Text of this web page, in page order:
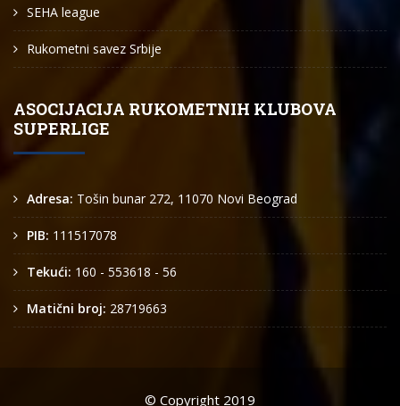
SEHA league
Rukometni savez Srbije
ASOCIJACIJA RUKOMETNIH KLUBOVA
SUPERLIGE
Adresa: Tošin bunar 272, 11070 Novi Beograd
PIB: 111517078
Tekući: 160 - 553618 - 56
Matični broj: 28719663
© Copyright 2019